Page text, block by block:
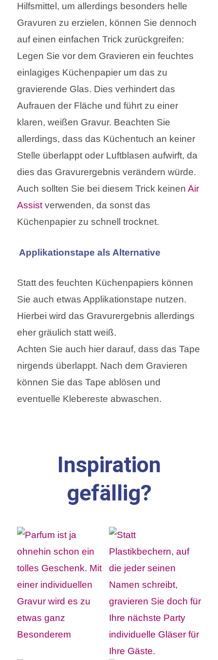
Hilfsmittel, um allerdings besonders helle
Gravuren zu erzielen, können Sie dennoch
auf einen einfachen Trick zurückgreifen:
Legen Sie vor dem Gravieren ein feuchtes
einlagiges Küchenpapier um das zu
gravierende Glas. Dies verhindert das
Aufrauen der Fläche und führt zu einer
klaren, weißen Gravur. Beachten Sie
allerdings, dass das Küchentuch an keiner
Stelle überlappt oder Luftblasen aufwirft, da
dies das Gravurergebnis verändern würde.
Auch sollten Sie bei diesem Trick keinen Air
Assistverwenden, da sonst das
Küchenpapier zu schnell trocknet.
Applikationstape als Alternative
Statt des feuchten Küchenpapiers können
Sie auch etwas Applikationstape nutzen.
Hierbei wird das Gravurergebnis allerdings
eher gräulich statt weiß.
Achten Sie auch hier darauf, dass das Tape
nirgends überlappt. Nach dem Gravieren
können Sie das Tape ablösen und
eventuelle Klebereste abwaschen.
Inspiration
gefällig?